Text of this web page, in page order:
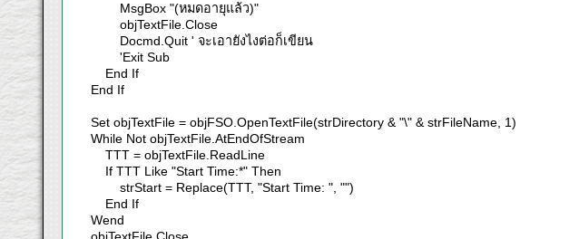
MsgBox "(หมดอายุแล้ว)"
objTextFile.Close
Docmd.Quit ' จะเอายังไงต่อก็เขียน
'Exit Sub
End If
End If
Set objTextFile = objFSO.OpenTextFile(strDirectory & "\" & strFileName, 1)
While Not objTextFile.AtEndOfStream
TTT = objTextFile.ReadLine
If TTT Like "Start Time:*" Then
strStart = Replace(TTT, "Start Time: ", "")
End If
Wend